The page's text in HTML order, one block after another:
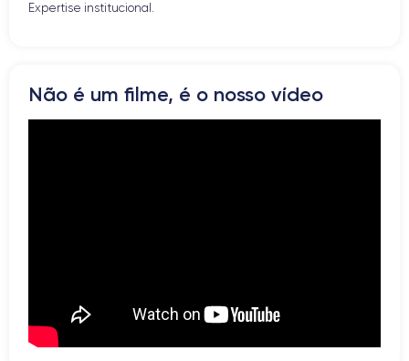
Botão Home
Vibrador
Prise USB
Expertise institucional.
Não é um filme, é o nosso vídeo